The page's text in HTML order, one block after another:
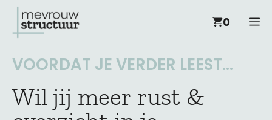
naar
0
VOORDAT JE VERDER LEEST...
Wil jij meer rust &